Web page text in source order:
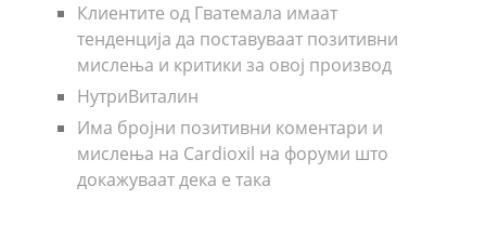
Клиентите од Гватемала имаат
тенденција да поставуваат позитивни
мислења и критики за овој производ
НутриВиталин
Има бројни позитивни коментари и
мислења на Cardioxil на форуми што
докажуваат дека е така